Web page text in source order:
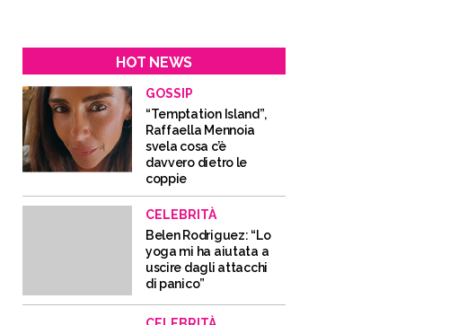
HOT NEWS
GOSSIP
“Temptation Island”,
Raffaella Mennoia
svela cosa c’è
davvero dietro le
coppie
CELEBRITÀ
Belen Rodriguez: “Lo
yoga mi ha aiutata a
uscire dagli attacchi
di panico”